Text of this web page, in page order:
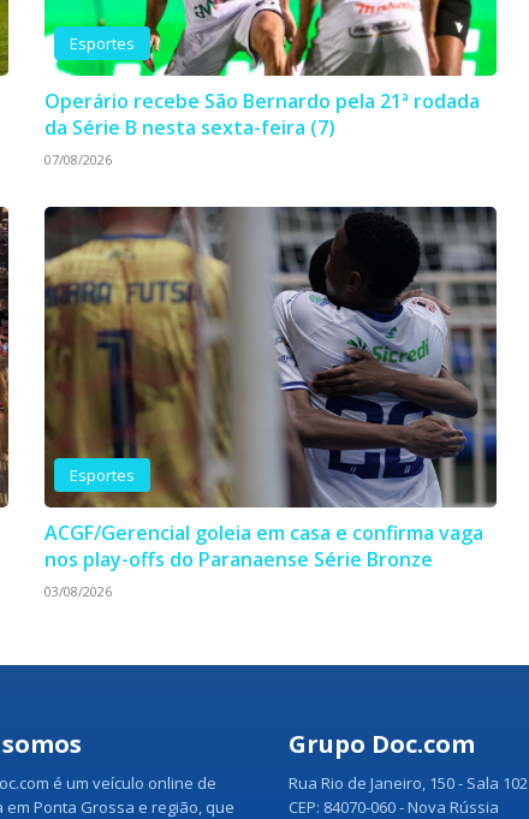
Esportes
Operário recebe São Bernardo pela 21ª rodada
da Série B nesta sexta-feira (7)
07/08/2026
Esportes
ACGF/Gerencial goleia em casa e confirma vaga
nos play-offs do Paranaense Série Bronze
03/08/2026
é um veículo online de
Ponta Grossa e região, que
Grupo Doc.com
Rua Rio de Janeiro, 150 - Sala 102
CEP: 84070-060 - Nova Rússia